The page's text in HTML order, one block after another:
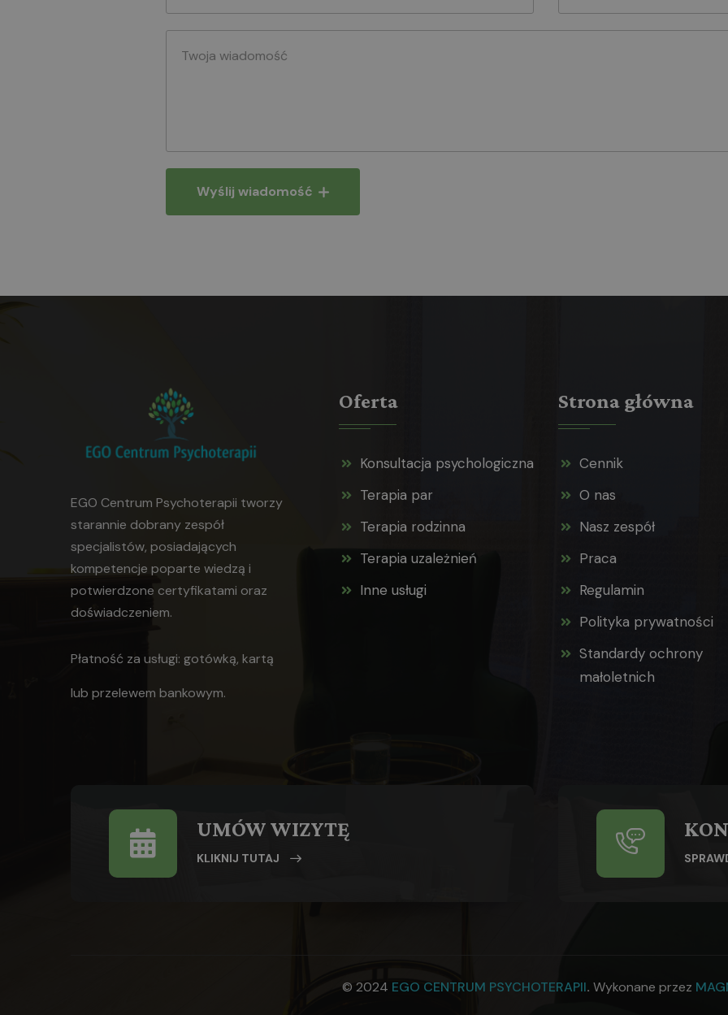
Wyślij wiadomość
EGO Centrum Psychoterapii tworzy
starannie dobrany zespół
specjalistów, posiadających
kompetencje poparte wiedzą i
potwierdzone certyfikatami oraz
doświadczeniem.
Płatność za usługi: gotówką, kartą
lub przelewem bankowym.
Oferta
Konsultacja psychologiczna
Terapia par
Terapia rodzinna
Terapia uzależnień
Inne usługi
Strona główna
Cennik
O nas
Nasz zespół
Praca
Regulamin
Polityka prywatności
Standardy ochrony
małoletnich
UMÓW WIZYTĘ
KLIKNIJ TUTAJ
© 2024 EGO CENTRUM PSYCHOTERAPII. Wykonane przez